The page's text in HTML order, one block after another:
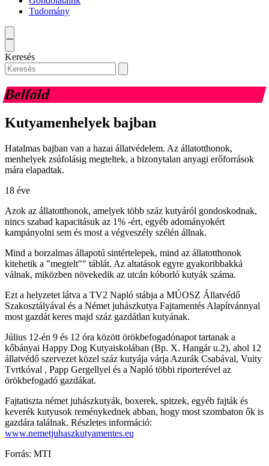
Tudomány
Keresés
Belföld
Kutyamenhelyek bajban
Hatalmas bajban van a hazai állatvédelem. Az állatotthonok,
menhelyek zsúfolásig megteltek, a bizonytalan anyagi erőforrások
mára elapadtak.
18 éve
Azok az állatotthonok, amelyek több száz kutyáról gondoskodnak,
nincs szabad kapacitásuk az 1% -ért, egyéb adományokért
kampányolni sem és most a végveszély szélén állnak.
Mind a borzalmas állapotú sintértelepek, mind az állatotthonok
kitehetik a "megtelt"" táblát. Az altatások egyre gyakoribbakká
válnak, miközben növekedik az utcán kóborló kutyák száma.
Ezt a helyzetet látva a TV2 Napló stábja a MÚOSZ Állatvédő
Szakosztályával és a Német juhászkutya Fajtamentés Alapítvánnyal
most gazdát keres majd száz gazdátlan kutyának.
Július 12-én 9 és 12 óra között örökbefogadónapot tartanak a
kőbányai Happy Dog Kutyaiskolában (Bp. X. Hangár u.2), ahol 12
állatvédő szervezet közel száz kutyája várja Azurák Csabával, Vuity
Tvrtkóval , Papp Gergellyel és a Napló többi riporterével az
örökbefogadó gazdákat.
Fajtatiszta német juhászkutyák, boxerek, spitzek, egyéb fajták és
keverék kutyusok reménykednek abban, hogy most szombaton ők is
gazdára találnak. Részletes információ:
www.nemetjuhaszkutyamentes.eu
Forrás: MTI